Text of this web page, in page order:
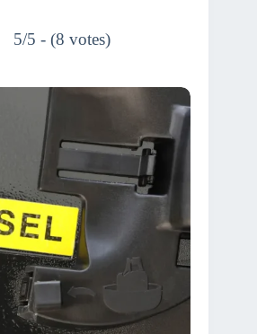
5/5 - (8 votes)